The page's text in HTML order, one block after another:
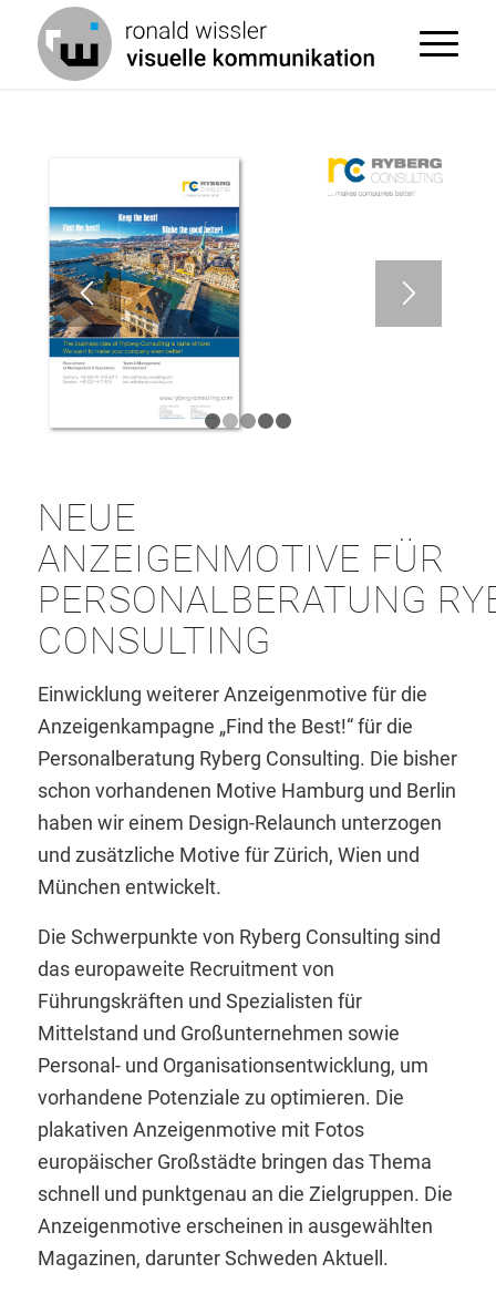
NEUE
ANZEIGENMOTIVE FÜR
PERSONALBERATUNG
CONSULTING
Einwicklung weiterer Anzeigenmotive für die
Anzeigenkampagne „Find the Best!“ für die
Personalberatung Ryberg Consulting. Die bisher
schon vorhandenen Motive Hamburg und Berlin
haben wir einem Design-Relaunch unterzogen
und zusätzliche Motive für Zürich, Wien und
München entwickelt.
Die Schwerpunkte von Ryberg Consulting sind
das europaweite Recruitment von
Führungskräften und Spezialisten für
Mittelstand und Großunternehmen sowie
Personal- und Organisationsentwicklung, um
vorhandene Potenziale zu optimieren. Die
plakativen Anzeigenmotive mit Fotos
europäischer Großstädte bringen das Thema
schnell und punktgenau an die Zielgruppen. Die
Anzeigenmotive erscheinen in ausgewählten
Magazinen, darunter Schweden Aktuell.